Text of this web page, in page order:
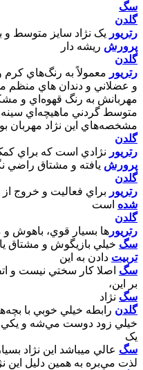
سگ
گلدن
رتريور يک نژاد سايز متوسط
پرورش ريشه دار
گلدن
رتريور معمولاً به رنگ‌هاي
و عضلاني و دندان هاي منظم
مهربانش به رنگ قهوه‌اي و
متوسط گردني ماهيچه‌اي
مشخصه‌هاي اين نژاد مهربان
گلدن
رتريور نژادي است که براي
پرورش يافته و مشتاق
گلدن
رتريور براي فعاليت و خروج از
شده است
گلدن
رتريور ها بسيار قوي، باهوش و
سگ خيلي بازيگوش و مشتاق
تربيت دادن به اين
سگ اصلا کار سختي نيست و
بر اين،
سگ نژاد
گلدن رابطه خيلي خوبي با
خيلي زود دوست مي‌شه و يکي
يک
سگ عالي ميباشد اين نژاد
لذت مي‌بره به همين دليل اين